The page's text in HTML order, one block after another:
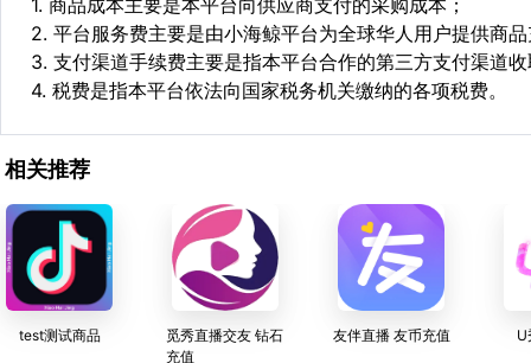
1. 商品成本主要是本平台向供应商支付的采购成本；
2. 平台服务费主要是由小海鲸平台为全球华人用户提供商
3. 支付渠道手续费主要是指本平台合作的第三方支付渠道
4. 税费是指本平台依法向国家税务机关缴纳的各项税费。
相关推荐
test测试商品
觅秀直播交友 钻石
充值
友伴直播 友币充值 U